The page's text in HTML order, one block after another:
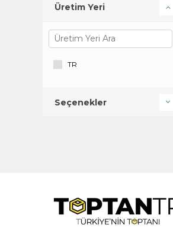
Üretim Yeri
TR
Seçenekler